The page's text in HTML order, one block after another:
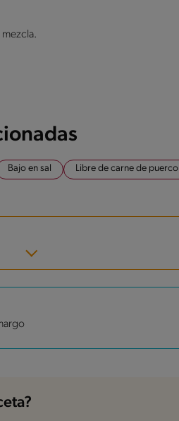
mezcla.
Bajo en sal
Libre de carne de puerco